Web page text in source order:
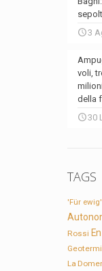
3
voli,
della
30
TAGS
'Für ewig'
Rossi
La